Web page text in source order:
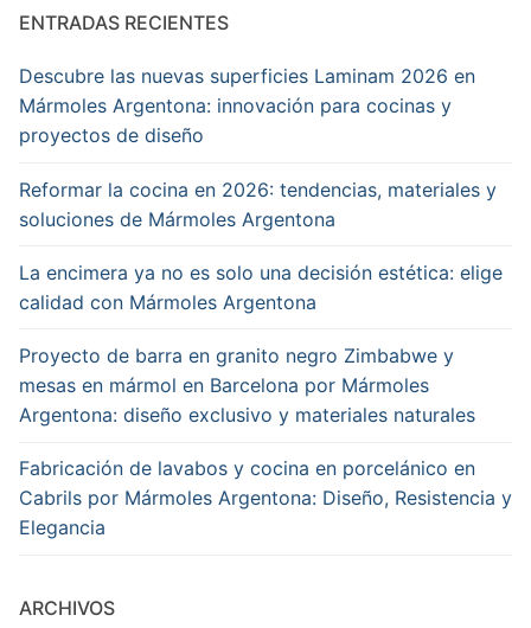
ENTRADAS RECIENTES
Descubre las nuevas superficies Laminam 2026 en
Mármoles Argentona: innovación para cocinas y
proyectos de diseño
Reformar la cocina en 2026: tendencias, materiales y
soluciones de Mármoles Argentona
La encimera ya no es solo una decisión estética: elige
calidad con Mármoles Argentona
Proyecto de barra en granito negro Zimbabwe y
mesas en mármol en Barcelona por Mármoles
Argentona: diseño exclusivo y materiales naturales
Fabricación de lavabos y cocina en porcelánico en
Cabrils por Mármoles Argentona: Diseño, Resistencia y
Elegancia
ARCHIVOS